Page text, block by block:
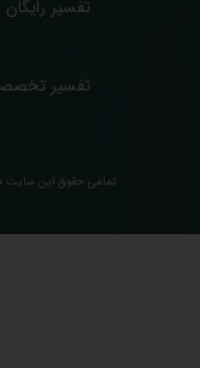
تمامی حقوق این سایت
تفسیر
تفسیر رایگان